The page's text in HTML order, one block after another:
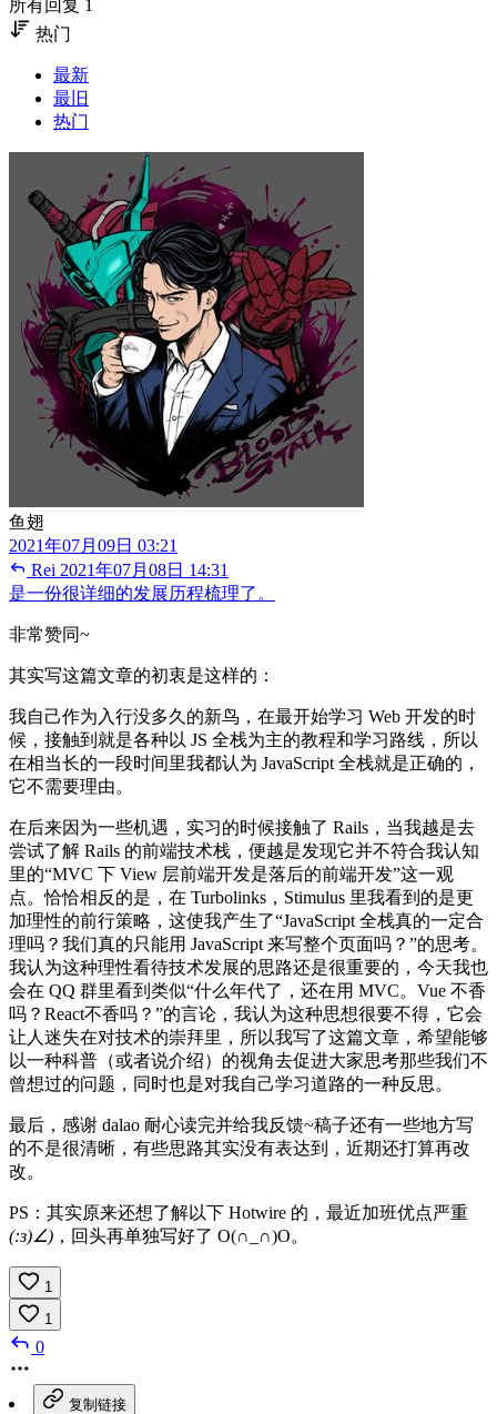
所有回复 1
热门
最新
最旧
热门
鱼翅
2021年07月09日 03:21
Rei 2021年07月08日 14:31
是一份很详细的发展历程梳理了。
非常赞同~
其实写这篇文章的初衷是这样的：
我自己作为入行没多久的新鸟，在最开始学习 Web 开发的时
候，接触到就是各种以 JS 全栈为主的教程和学习路线，所以
在相当长的一段时间里我都认为 JavaScript 全栈就是正确的，
它不需要理由。
在后来因为一些机遇，实习的时候接触了 Rails，当我越是去
尝试了解 Rails 的前端技术栈，便越是发现它并不符合我认知
里的“MVC 下 View 层前端开发是落后的前端开发”这一观
点。恰恰相反的是，在 Turbolinks，Stimulus 里我看到的是更
加理性的前行策略，这使我产生了“JavaScript 全栈真的一定合
理吗？我们真的只能用 JavaScript 来写整个页面吗？”的思考。
我认为这种理性看待技术发展的思路还是很重要的，今天我也
会在 QQ 群里看到类似“什么年代了，还在用 MVC。Vue 不香
吗？React不香吗？”的言论，我认为这种思想很要不得，它会
让人迷失在对技术的崇拜里，所以我写了这篇文章，希望能够
以一种科普（或者说介绍）的视角去促进大家思考那些我们不
曾想过的问题，同时也是对我自己学习道路的一种反思。
最后，感谢 dalao 耐心读完并给我反馈~稿子还有一些地方写
的不是很清晰，有些思路其实没有表达到，近期还打算再改
改。
PS：其实原来还想了解以下 Hotwire 的，最近加班优点严重
(:з)∠) ，回头再单独写好了 O(∩_∩)O。
1
1
0
复制链接